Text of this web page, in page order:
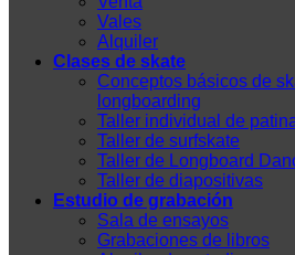
Vales
Alquiler
Clases de skate
Conceptos básicos de
longboarding
Taller individual de
Taller de surfskate
Taller de Longboard
Taller de diapositivas
Estudio de grabación
Sala de ensayos
Grabaciones de libros